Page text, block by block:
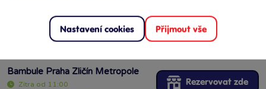
Bambule Praha Zličín Metropole
Zítra od 11:00
Rezervovat zde
Nastavení cookies Přijmout vše